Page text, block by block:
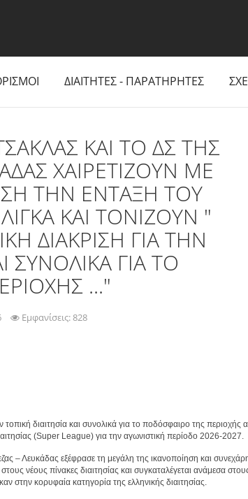
ΔΙΑΙΤΗΤΕΣ - ΠΑΡΑΤΗΡΗΤΕΣ
ΚΑΙ ΤΟ ΔΣ ΤΗΣ
ΧΑΙΡΕΤΙΖΟΥΝ ΜΕ
ΤΗΝ ΕΝΤΑΞΗ ΤΟΥ
ΚΑΙ ΤΟΝΙΖOYN "
ΔΙΑΚΡΙΣΗ ΓΙΑ ΤΗΝ
ΣΥΝΟΛΙΚΑ ΓΙΑ ΤΟ
..."
Εμφανίσεις: 828
τοπική διαιτησία και συνολικά για το ποδόσφαιρο της
(Super League) για την αγωνιστική περίοδο 2026-2027.
– Λευκάδας εξέφρασε τη μεγάλη της ικανοποίηση και συνεχάρη
νέους πίνακες διαιτησίας και συγκαταλέγεται ανάμεσα
στην κορυφαία κατηγορία της ελληνικής διαιτησίας.